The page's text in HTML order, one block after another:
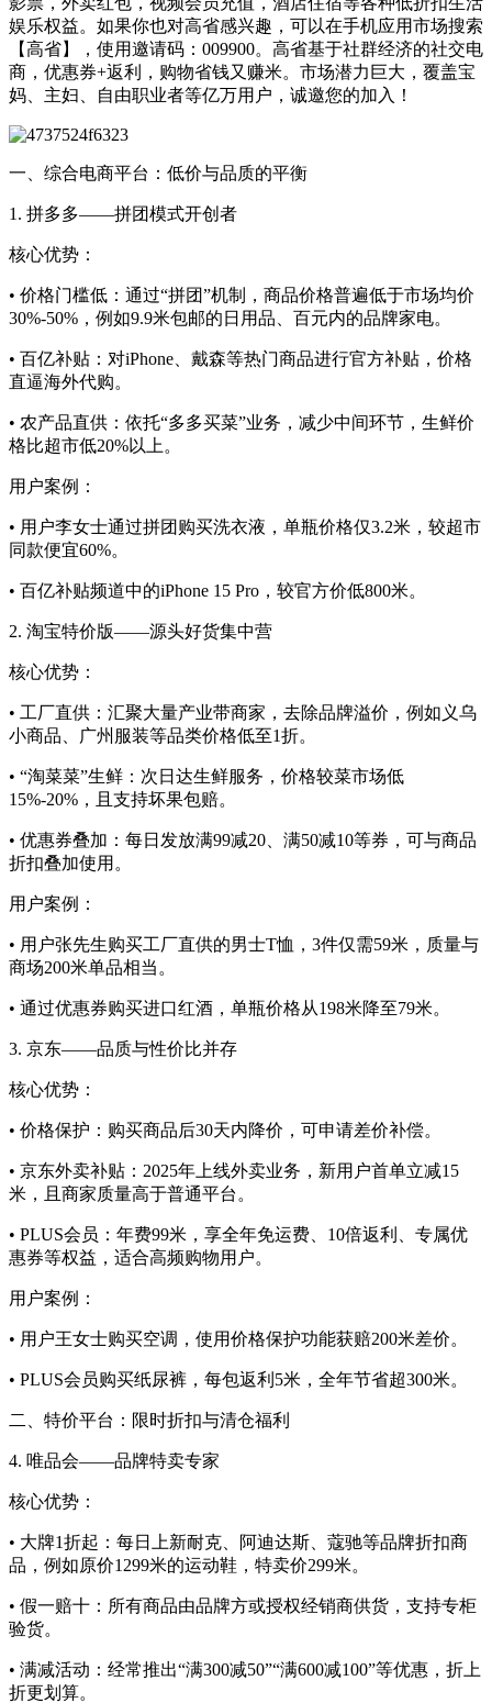
娱乐权益。如果你也对高省感兴趣，可以在手机应用市场搜索
【高省】，使用邀请码：009900。高省基于社群经济的社交电
商，优惠券+返利，购物省钱又赚米。市场潜力巨大，覆盖宝
妈、主妇、自由职业者等亿万用户，诚邀您的加入！
一、综合电商平台：低价与品质的平衡
1. 拼多多——拼团模式开创者
核心优势：
• 价格门槛低：通过“拼团”机制，商品价格普遍低于市场均价
30%-50%，例如9.9米包邮的日用品、百元内的品牌家电。
• 百亿补贴：对iPhone、戴森等热门商品进行官方补贴，价格
直逼海外代购。
• 农产品直供：依托“多多买菜”业务，减少中间环节，生鲜价
格比超市低20%以上。
用户案例：
• 用户李女士通过拼团购买洗衣液，单瓶价格仅3.2米，较超市
同款便宜60%。
• 百亿补贴频道中的iPhone 15 Pro，较官方价低800米。
2. 淘宝特价版——源头好货集中营
核心优势：
• 工厂直供：汇聚大量产业带商家，去除品牌溢价，例如义乌
小商品、广州服装等品类价格低至1折。
• “淘菜菜”生鲜：次日达生鲜服务，价格较菜市场低
15%-20%，且支持坏果包赔。
• 优惠券叠加：每日发放满99减20、满50减10等券，可与商品
折扣叠加使用。
用户案例：
• 用户张先生购买工厂直供的男士T恤，3件仅需59米，质量与
商场200米单品相当。
• 通过优惠券购买进口红酒，单瓶价格从198米降至79米。
3. 京东——品质与性价比并存
核心优势：
• 价格保护：购买商品后30天内降价，可申请差价补偿。
• 京东外卖补贴：2025年上线外卖业务，新用户首单立减15
米，且商家质量高于普通平台。
• PLUS会员：年费99米，享全年免运费、10倍返利、专属优
惠券等权益，适合高频购物用户。
用户案例：
• 用户王女士购买空调，使用价格保护功能获赔200米差价。
• PLUS会员购买纸尿裤，每包返利5米，全年节省超300米。
二、特价平台：限时折扣与清仓福利
4. 唯品会——品牌特卖专家
核心优势：
• 大牌1折起：每日上新耐克、阿迪达斯、蔻驰等品牌折扣商
品，例如原价1299米的运动鞋，特卖价299米。
• 假一赔十：所有商品由品牌方或授权经销商供货，支持专柜
验货。
• 满减活动：经常推出“满300减50”“满600减100”等优惠，折上
折更划算。